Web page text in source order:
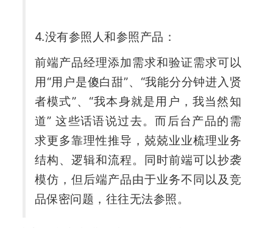
4.没有参照人和参照产品：
前端产品经理添加需求和验证需求可以
用“用户是傻白甜”、“我能分分钟进入贤
者模式”、“我本身就是用户，我当然知
道” 这些话语说过去。而后台产品的需
求更多靠理性推导，兢兢业业梳理业务
结构、逻辑和流程。同时前端可以抄袭
模仿，但后端产品由于业务不同以及竞
品保密问题，往往无法参照。